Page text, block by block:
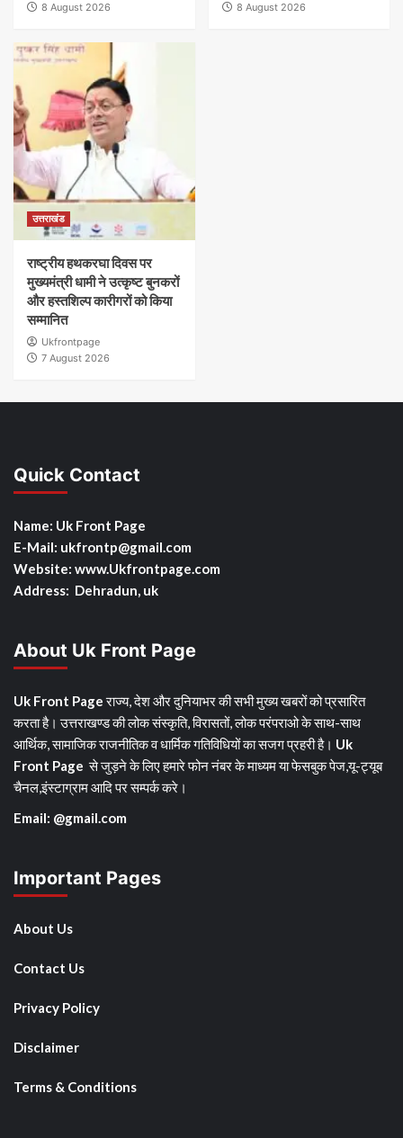
8 August 2026
8 August 2026
उत्तराखंड
राष्ट्रीय हथकरघा दिवस पर
मुख्यमंत्री धामी ने उत्कृष्ट बुनकरों
और हस्तशिल्प कारीगरों को किया
सम्मानित
Ukfrontpage
7 August 2026
Quick Contact
Name: Uk Front Page
E-Mail: ukfrontp@gmail.com
Website: www.Ukfrontpage.com
Address: Dehradun, uk
About Uk Front Page
Uk Front Pageराज्य, देश और दुनियाभर की सभी मुख्य खबरों को प्रसारित
करता है। उत्तराखण्ड की लोक संस्कृति, विरासतों, लोक परंपराओ के साथ-साथ
आर्थिक, सामाजिक राजनीतिक व धार्मिक गतिविधियों का सजग प्रहरी है। Uk
Front Page से जुड़ने के लिए हमारे फोन नंबर के माध्यम या फेसबुक पेज,यू-ट्यूब
चैनल,इंस्टाग्राम आदि पर सम्पर्क करे।
Email: @gmail.com
Important Pages
About Us
Contact Us
Privacy Policy
Disclaimer
Terms & Conditions